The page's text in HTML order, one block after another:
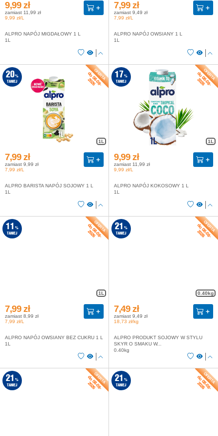
9,99 zł
zamiast 11,99 zł
9,99 zł/L
ALPRO NAPÓJ MIGDAŁOWY 1 L
1L
7,99 zł
zamiast 9,49 zł
7,99 zł/L
ALPRO NAPÓJ OWSIANY 1 L
1L
1L
do 08-08-
2026
20%
TANIEJ
7,99 zł
zamiast 9,99 zł
7,99 zł/L
ALPRO BARISTA NAPÓJ SOJOWY 1 L
1L
1L
do 08-08-
2026
17 %
TANIEJ
9,99 zł
zamiast 11,99 zł
9,99 zł/L
ALPRO NAPÓJ KOKOSOWY 1 L
1L
1L
do 08-08-
2026
11
%
TANIEJ
7,99 zł
zamiast 8,99 zł
7,99 zł/L
ALPRO NAPÓJ OWSIANY BEZ CUKRU 1 L
1L
0.40kg
do 08-08-
2026
21
%
TANIEJ
7,49 zł
zamiast 9,49 zł
18,73 zł/kg
ALPRO PRODUKT SOJOWY W STYLU
SKYR O SMAKU W...
0.40kg
do 08-08-
2026
21
%
TANIEJ
do 08-08-
2026
21
%
TANIEJ